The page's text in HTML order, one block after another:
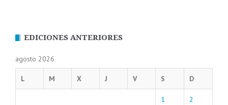
EDICIONES ANTERIORES
agosto 2026
L M X J V S D
1 2